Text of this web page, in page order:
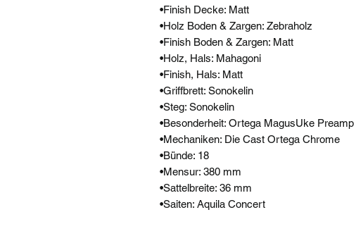
•Finish Decke: Matt
•Holz Boden & Zargen: Zebraholz
•Finish Boden & Zargen: Matt
•Holz, Hals: Mahagoni
•Finish, Hals: Matt
•Griffbrett: Sonokelin
•Steg: Sonokelin
•Besonderheit: Ortega MagusUke
•Mechaniken: Die Cast Ortega Chrome
•Bünde: 18
•Mensur: 380 mm
•Sattelbreite: 36 mm
•Saiten: Aquila Concert